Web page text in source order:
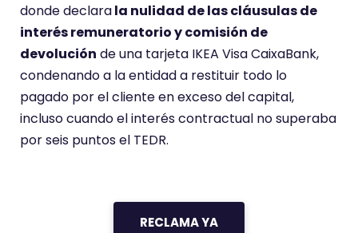
donde declarala nulidad de las cláusulas de
interés remuneratorio y comisión de
devolución de una tarjeta IKEA Visa CaixaBank,
condenando a la entidad a restituir todo lo
pagado por el cliente en exceso del capital,
incluso cuando el interés contractual no superaba
por seis puntos el TEDR.
RECLAMA YA